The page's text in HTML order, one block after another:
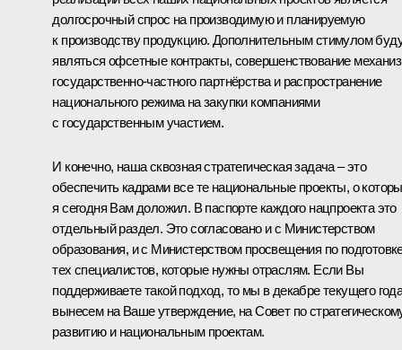
долгосрочный спрос на производимую и планируемую
к производству продукцию. Дополнительным стимулом
являться офсетные контракты, совершенствование
государственно-частного партнёрства и распространение
национального режима на закупки компаниями
с государственным участием.
И конечно, наша сквозная стратегическая задача – это
обеспечить кадрами все те национальные проекты, о
я сегодня Вам доложил. В паспорте каждого нацпроекта это
отдельный раздел. Это согласовано и с Министерством
образования, и с Министерством просвещения по
тех специалистов, которые нужны отраслям. Если Вы
поддерживаете такой подход, то мы в декабре текущего
вынесем на Ваше утверждение, на Совет по
развитию и национальным проектам.